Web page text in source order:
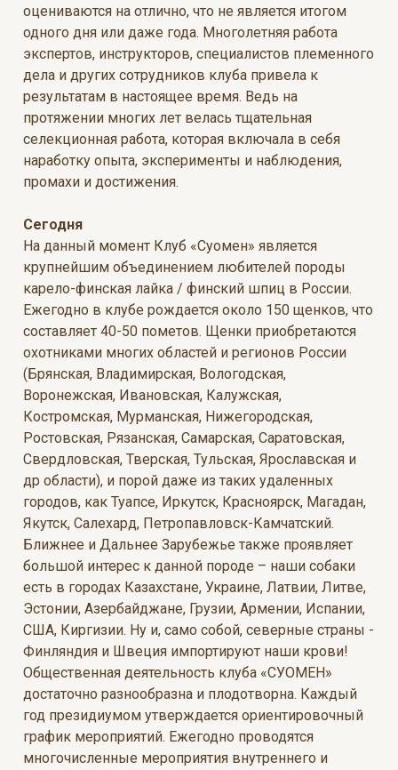
оцениваются на отлично, что не является итогом
одного дня или даже года. Многолетняя работа
экспертов, инструкторов, специалистов племенного
дела и других сотрудников клуба привела к
результатам в настоящее время. Ведь на
протяжении многих лет велась тщательная
селекционная работа, которая включала в себя
наработку опыта, эксперименты и наблюдения,
промахи и достижения.
Сегодня
На данный момент Клуб «Суомен» является
крупнейшим объединением любителей породы
карело-финская лайка / финский шпиц в России.
Ежегодно в клубе рождается около 150 щенков, что
составляет 40-50 пометов. Щенки приобретаются
охотниками многих областей и регионов России
(Брянская, Владимирская, Вологодская,
Воронежская, Ивановская, Калужская,
Костромская, Мурманская, Нижегородская,
Ростовская, Рязанская, Самарская, Саратовская,
Свердловская, Тверская, Тульская, Ярославская и
др области), и порой даже из таких удаленных
городов, как Туапсе, Иркутск, Красноярск, Магадан,
Якутск, Салехард, Петропавловск-Камчатский.
Ближнее и Дальнее Зарубежье также проявляет
большой интерес к данной породе – наши собаки
есть в городах Казахстане, Украине, Латвии, Литве,
Эстонии, Азербайджане, Грузии, Армении, Испании,
США, Киргизии. Ну и, само собой, северные страны -
Финляндия и Швеция импортируют наши крови!
Общественная деятельность клуба «СУОМЕН»
достаточно разнообразна и плодотворна. Каждый
год президиумом утверждается ориентировочный
график мероприятий. Ежегодно проводятся
многочисленные мероприятия внутреннего и